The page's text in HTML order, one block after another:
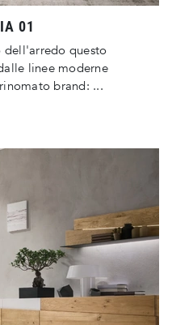
01
dell'arredo questo
linee moderne
brand: ...